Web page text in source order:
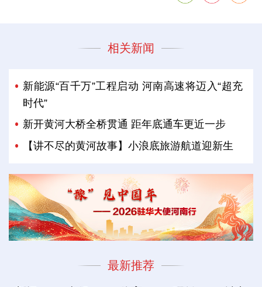
相关新闻
新能源“百千万”工程启动 河南高速将迈入“超充
时代”
新开黄河大桥全桥贯通 距年底通车更近一步
【讲不尽的黄河故事】小浪底旅游航道迎新生
最新推荐